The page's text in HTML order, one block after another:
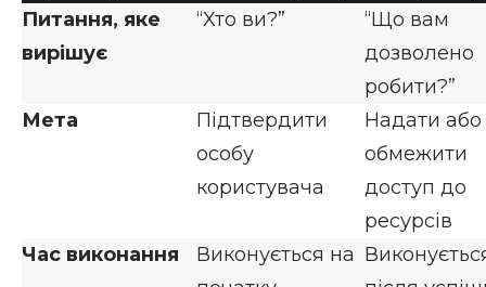
Питання, яке
вирішує
“Хто ви?”
“Що вам
дозволено
робити?”
Мета
Підтвердити
особу
користувача
Надати або
обмежити
доступ до
ресурсів
Час виконання
Виконується на